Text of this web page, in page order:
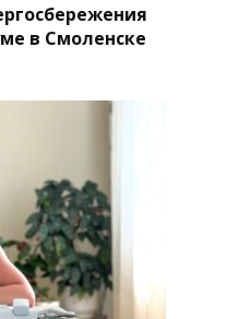
в Смоленске